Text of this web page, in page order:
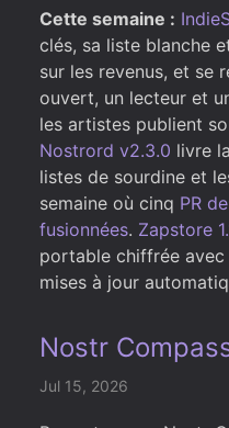
Cette semaine :
clés, sa liste blanche
sur les revenus, et se
ouvert, un lecteur et
les artistes publient
Nostrord v2.3.0 livre
listes de sourdine et
semaine où cinq PR
fusionnées. Zapstore
portable chiffrée
mises à jour
Nostr
Jul 15, 2026